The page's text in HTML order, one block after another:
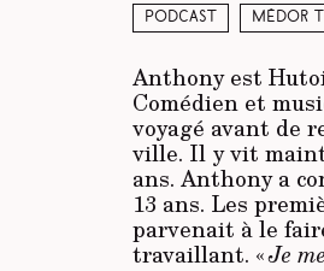
Podcast Médor
Anthony est
Comédien et
voyagé avant de
ville. Il y vit
ans. Anthony a
13 ans. Les
parvenait à le
travaillant. «Je